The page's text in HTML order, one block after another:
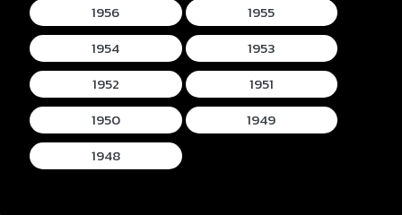
1956
1955
1954
1953
1952
1951
1950
1949
1948